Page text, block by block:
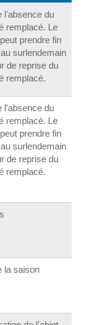
l'absence du
remplacé. Le
prendre fin
surlendemain
de reprise du
remplacé.
l'absence du
remplacé. Le
prendre fin
surlendemain
de reprise du
remplacé.
la saison